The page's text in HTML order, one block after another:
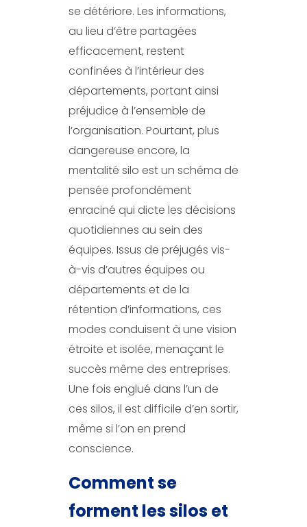
se détériore. Les informations,
au lieu d’être partagées
efficacement, restent
confinées à l’intérieur des
départements, portant ainsi
préjudice à l’ensemble de
l’organisation. Pourtant, plus
dangereuse encore, la
mentalité silo est un schéma de
pensée profondément
enraciné qui dicte les décisions
quotidiennes au sein des
équipes. Issus de préjugés vis-
à-vis d’autres équipes ou
départements et de la
rétention d’informations, ces
modes conduisent à une vision
étroite et isolée, menaçant le
succès même des entreprises.
Une fois englué dans l’un de
ces silos, il est difficile d’en sortir,
même si l’on en prend
conscience.
Comment se
forment les silos et